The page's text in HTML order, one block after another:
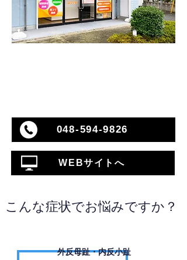
048-594-9826
WEBサイトへ
こんな症状でお悩みですか？
外反母趾・内反小趾